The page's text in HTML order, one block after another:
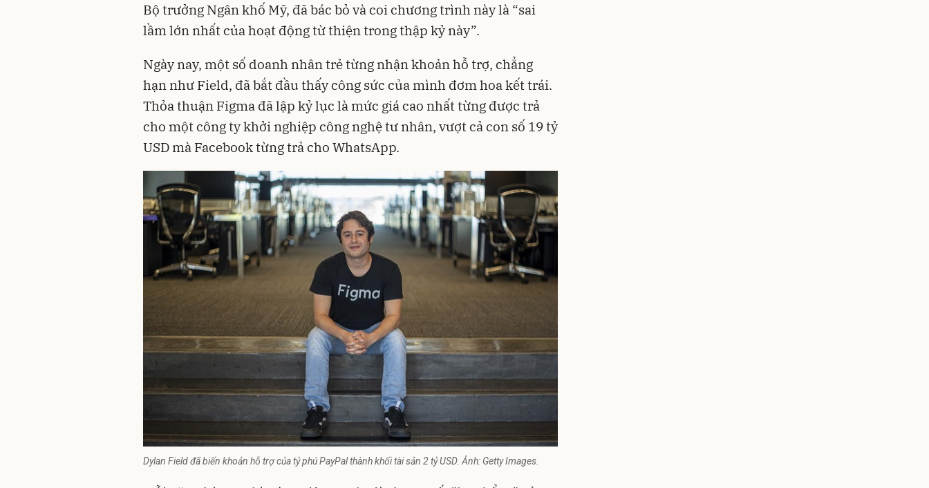
Bộ trưởng Ngân khố Mỹ, đã bác bỏ và coi chương trình này là “sai
lầm lớn nhất của hoạt động từ thiện trong thập kỷ này”.
Ngày nay, một số doanh nhân trẻ từng nhận khoản hỗ trợ, chẳng
hạn như Field, đã bắt đầu thấy công sức của mình đơm hoa kết trái.
Thỏa thuận Figma đã lập kỷ lục là mức giá cao nhất từng được trả
cho một công ty khởi nghiệp công nghệ tư nhân, vượt cả con số 19 tỷ
USD mà Facebook từng trả cho WhatsApp.
Dylan Field đã biến khoản hỗ trợ của tỷ phú PayPal thành khối tài sản 2 tỷ USD. Ảnh: Getty Images.